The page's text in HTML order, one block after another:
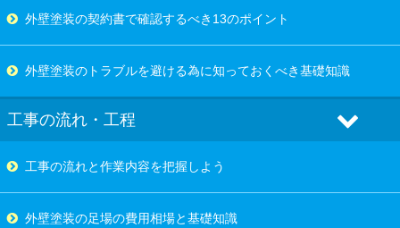
外壁塗装の契約書で確認するべき13のポイント
外壁塗装のトラブルを避ける為に知っておくべき基礎知識
工事の流れ・工程
工事の流れと作業内容を把握しよう
外壁塗装の足場の費用相場と基礎知識